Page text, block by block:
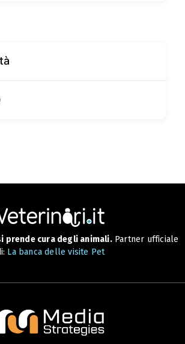
prende cura degli animali.Partner ufficiale
La banca delle visite Pet